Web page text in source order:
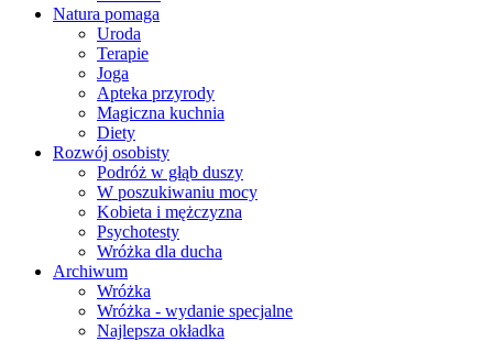
Natura pomaga
Uroda
Terapie
Joga
Apteka przyrody
Magiczna kuchnia
Diety
Rozwój osobisty
Podróż w głąb duszy
W poszukiwaniu mocy
Kobieta i mężczyzna
Psychotesty
Wróżka dla ducha
Archiwum
Wróżka
Wróżka - wydanie specjalne
Najlepsza okładka